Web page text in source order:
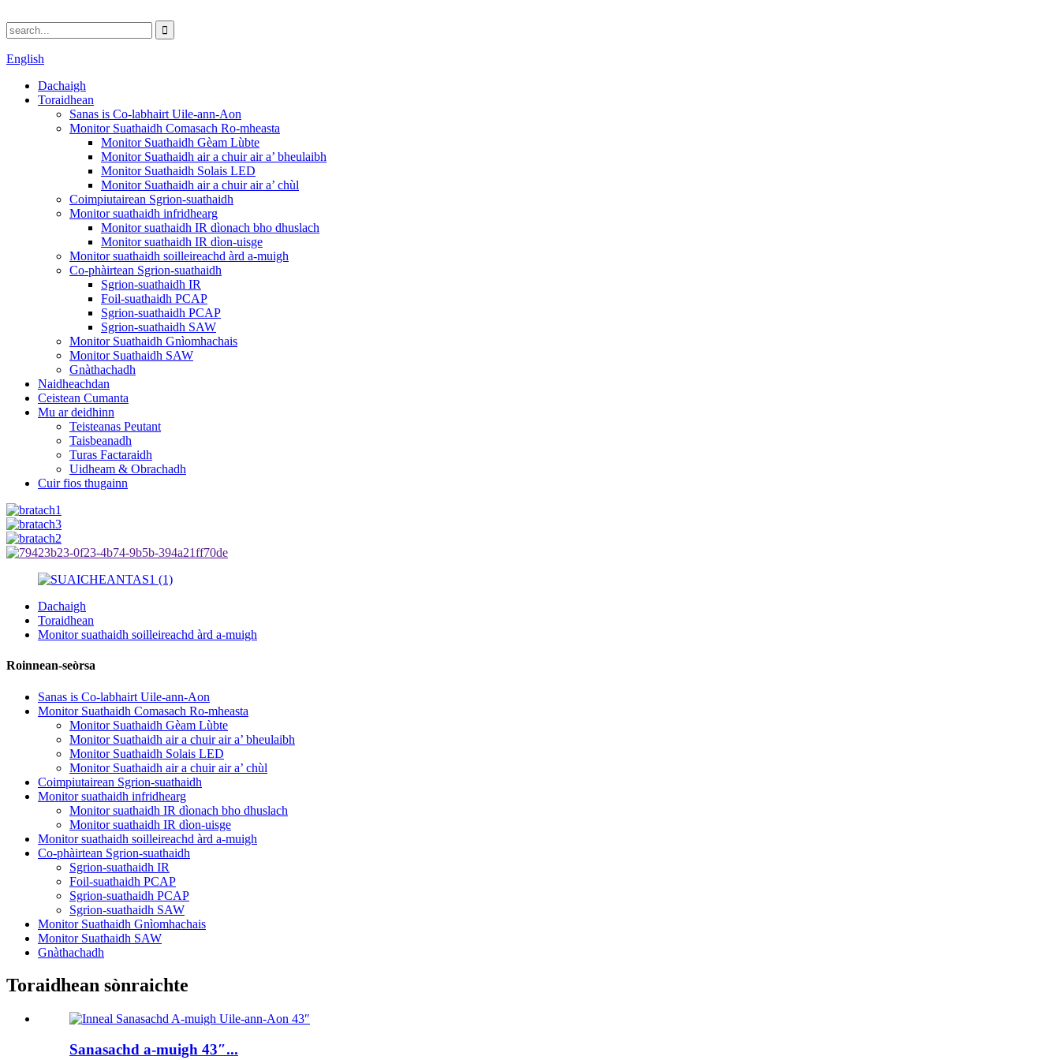
English
Dachaigh
Toraidhean
Sanas is Co-labhairt Uile-ann-Aon
Monitor Suathaidh Comasach Ro-mheasta
Monitor Suathaidh Gèam Lùbte
Monitor Suathaidh air a chuir air a’ bheulaibh
Monitor Suathaidh Solais LED
Monitor Suathaidh air a chuir air a’ chùl
Coimpiutairean Sgrion-suathaidh
Monitor suathaidh infridhearg
Monitor suathaidh IR dìonach bho dhuslach
Monitor suathaidh IR dìon-uisge
Monitor suathaidh soilleireachd àrd a-muigh
Co-phàirtean Sgrion-suathaidh
Sgrion-suathaidh IR
Foil-suathaidh PCAP
Sgrion-suathaidh PCAP
Sgrion-suathaidh SAW
Monitor Suathaidh Gnìomhachais
Monitor Suathaidh SAW
Gnàthachadh
Naidheachdan
Ceistean Cumanta
Mu ar deidhinn
Teisteanas Peutant
Taisbeanadh
Turas Factaraidh
Uidheam & Obrachadh
Cuir fios thugainn
Dachaigh
Toraidhean
Monitor suathaidh soilleireachd àrd a-muigh
Roinnean-seòrsa
Sanas is Co-labhairt Uile-ann-Aon
Monitor Suathaidh Comasach Ro-mheasta
Monitor Suathaidh Gèam Lùbte
Monitor Suathaidh air a chuir air a’ bheulaibh
Monitor Suathaidh Solais LED
Monitor Suathaidh air a chuir air a’ chùl
Coimpiutairean Sgrion-suathaidh
Monitor suathaidh infridhearg
Monitor suathaidh IR dìonach bho dhuslach
Monitor suathaidh IR dìon-uisge
Monitor suathaidh soilleireachd àrd a-muigh
Co-phàirtean Sgrion-suathaidh
Sgrion-suathaidh IR
Foil-suathaidh PCAP
Sgrion-suathaidh PCAP
Sgrion-suathaidh SAW
Monitor Suathaidh Gnìomhachais
Monitor Suathaidh SAW
Gnàthachadh
Toraidhean sònraichte
Sanasachd a-muigh 43″...